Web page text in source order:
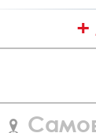
+